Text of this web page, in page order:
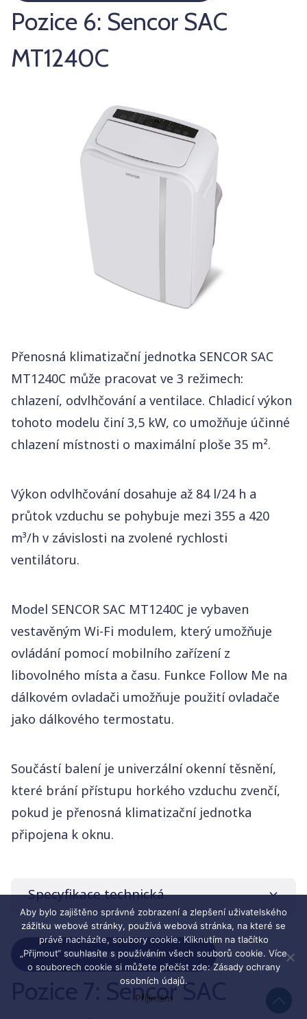
Noaton AC 5112
Cena
7 990 Kč
Výkon chladicí (chlazení)
Průtok vzduchu
Typ chladicího média
Spotřeba energie
Rozsah regulace teploty
Pozice 6: Sencor SAC
MT1240C
Přenosná klimatizační jednotka SENCOR SAC
MT1240C může pracovat ve 3 režimech:
chlazení, odvlhčování a ventilace. Chladicí výkon
tohoto modelu činí 3,5 kW, co umožňuje účinné
chlazení místnosti o maximální ploše 35 m².
Výkon odvlhčování dosahuje až 84 l/24 h a
průtok vzduchu se pohybuje mezi 355 a 420
m³/h v závislosti na zvolené rychlosti
ventilátoru.
Model SENCOR SAC MT1240C je vybaven
vestavěným Wi-Fi modulem, který umožňuje
ovládání pomocí mobilního zařízení z
libovolného místa a času. Funkce Follow Me na
dálkovém ovladači umožňuje použití ovladače
jako dálkového termostatu.
Součástí balení je univerzální okenní těsnění,
které brání přístupu horkého vzduchu zvenčí,
pokud je přenosná klimatizační jednotka
připojena k oknu.
Specyfikace technická
Značka a model
Sencor SAC MT1240C
Zkontroluj nabídku
Pozice 7: Sencor SAC
Aby bylo zajištěno správné zobrazení a zlepšení uživatelského
zážitku webové stránky, používá webová stránka, na které se
právě nacházíte, soubory cookie. Kliknutím na tlačítko
„Přijmout“ souhlasíte s používáním všech souborů cookie. Více
o souborech cookie si můžete přečíst zde: Zásady ochrany
osobních údajů.
Přijímám